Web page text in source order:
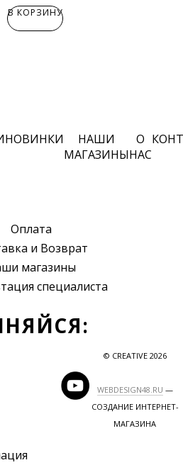
В КОРЗИНУ
НОВИНКИ
НАШИ
МАГАЗИНЫ
О
НАС
Оплата
и Возврат
магазины
специалиста
© CREATIVE 2026
WEBDESIGN48.RU —
СОЗДАНИЕ ИНТЕРНЕТ-
МАГАЗИНА